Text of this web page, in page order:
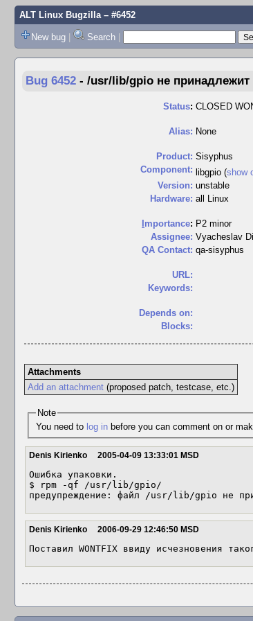
ALT Linux Bugzilla– #6452
New bug | Search |
Bug 6452 - /usr/lib/gpio не принадлежит
Status: CLOSED
Alias: None
Product: Sisyphus
Component: libgpio (show
Version: unstable
Hardware: all Linux
mportance: P2 minor
Assignee: Vyacheslav
QA Contact: qa-sisyphus
URL:
Keywords:
Depends on:
Blocks:
Attachments
Add an attachment(proposed patch, testcase, etc.)
Note
You need to log in before you can comment on or
Denis Kirienko 2005-04-09 13:33:01 MSD
Ошибка упаковки.
$ rpm -qf /usr/lib/gpio/
предупреждение: файл /usr/lib/gpio не
Denis Kirienko 2006-09-29 12:46:50 MSD